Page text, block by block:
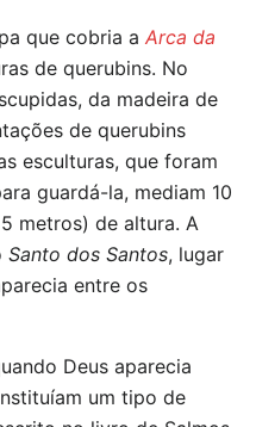
que cobria a Arca da
de querubins. No
da madeira de
de querubins
esculturas, que foram
guardá-la, mediam 10
metros) de altura. A
Santo dos Santos, lugar
entre os
Deus aparecia
um tipo de